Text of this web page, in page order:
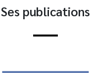
Ses publications